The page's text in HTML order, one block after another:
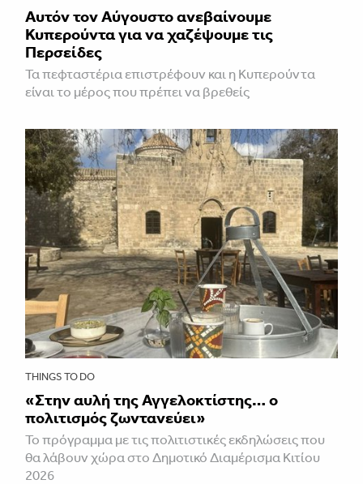
Αυτόν τον Αύγουστο ανεβαίνουμε
Κυπερούντα για να χαζέψουμε τις
Περσείδες
Τα πεφταστέρια επιστρέφουν και η Κυπερούντα
είναι το μέρος που πρέπει να βρεθείς
THINGS TO DO
«Στην αυλή της Αγγελοκτίστης… ο
πολιτισμός ζωντανεύει»
To πρόγραμμα με τις πολιτιστικές εκδηλώσεις που
θα λάβουν χώρα στο Δημοτικό Διαμέρισμα Κιτίου
2026